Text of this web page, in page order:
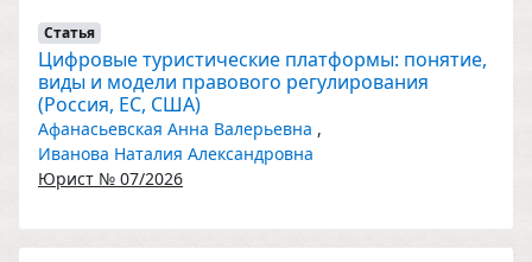
Статья
Цифровые туристические платформы: понятие,
виды и модели правового регулирования
(Россия, ЕС, США)
Афанасьевская Анна Валерьевна ,
Иванова Наталия Александровна
Юрист № 07/2026